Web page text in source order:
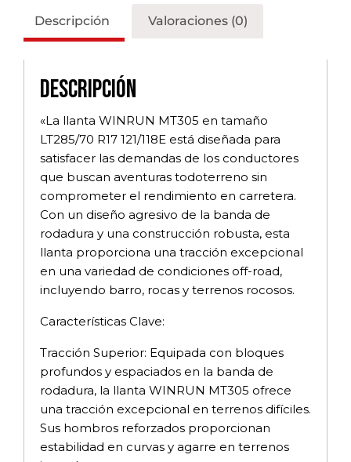
Descripción Valoraciones (0)
Descripción
«La llanta WINRUN MT305 en tamaño
LT285/70 R17 121/118E está diseñada para
satisfacer las demandas de los conductores
que buscan aventuras todoterreno sin
comprometer el rendimiento en carretera.
Con un diseño agresivo de la banda de
rodadura y una construcción robusta, esta
llanta proporciona una tracción excepcional
en una variedad de condiciones off-road,
incluyendo barro, rocas y terrenos rocosos.
Características Clave:
Tracción Superior: Equipada con bloques
profundos y espaciados en la banda de
rodadura, la llanta WINRUN MT305 ofrece
una tracción excepcional en terrenos difíciles.
Sus hombros reforzados proporcionan
estabilidad en curvas y agarre en terrenos